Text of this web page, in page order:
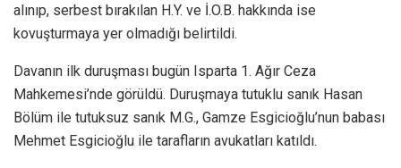
alınıp, serbest bırakılan H.Y. ve İ.O.B. hakkında ise
kovuşturmaya yer olmadığı belirtildi.
Davanın ilk duruşması bugün Isparta 1. Ağır Ceza
Mahkemesi’nde görüldü. Duruşmaya tutuklu sanık Hasan
Bölüm ile tutuksuz sanık M.G., Gamze Esgicioğlu’nun babası
Mehmet Esgicioğlu ile tarafların avukatları katıldı.